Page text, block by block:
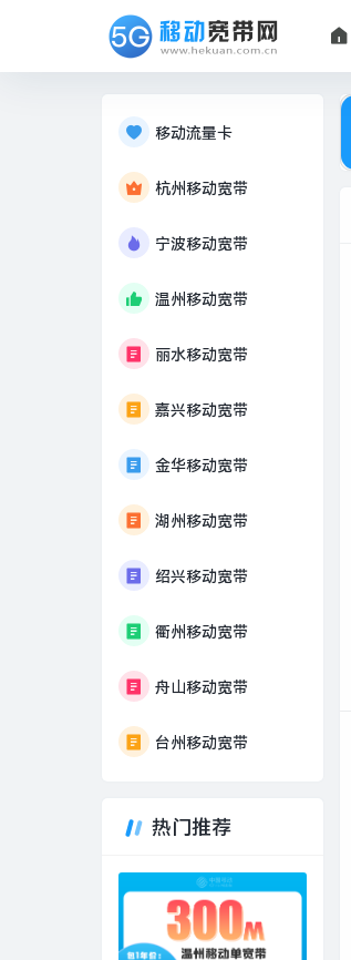
移动流量卡
杭州移动宽带
宁波移动宽带
温州移动宽带
丽水移动宽带
嘉兴移动宽带
金华移动宽带
湖州移动宽带
绍兴移动宽带
衢州移动宽带
舟山移动宽带
台州移动宽带
热门推荐